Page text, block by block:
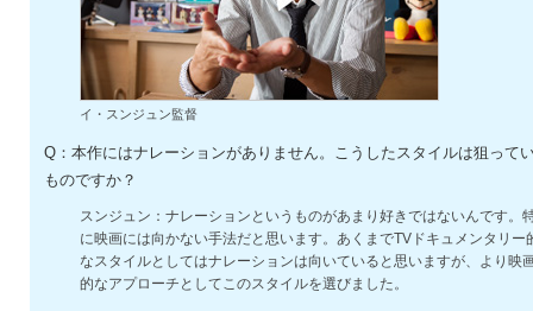
イ・スンジュン監督
Q：本作にはナレーションがありません。こうしたスタイルは狙って
ものですか？
スンジュン：ナレーションというものがあまり好きではないんです。
に映画には向かない手法だと思います。あくまでTVドキュメンタリー
なスタイルとしてはナレーションは向いていると思いますが、より映
的なアプローチとしてこのスタイルを選びました。